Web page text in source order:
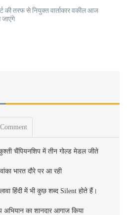
की तरफ से नियुक्त वार्ताकार वकील आज
जाएंगे
चैंपियनशिप में तीन गोल्ड मेडल जीते
भारत दौरे पर आ रही
हिंदी में भी कुछ शब्द Silent होते हैं।
अभियान का शानदार आगाज किया